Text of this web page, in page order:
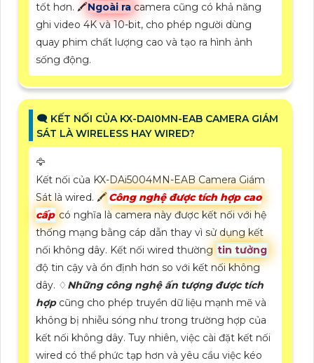
tốt hơn. 🖍Ngoài ra camera cũng có khả năng
ghi video 4K và 10-bit, cho phép người dùng
quay phim chất lượng cao và tạo ra hình ảnh
sống động.
🗨️ KẾT NỐI CỦA KX-DAI0MN-EAB CAMERA GIÁM
SÁT LÀ WIRELESS HAY WIRED?
🦅
Kết nối của KX-DAi5004MN-EAB Camera Giám
Sát là wired. 🖍 Công nghệ được tích hợp cao
cấp có nghĩa là camera này được kết nối với hệ
thống mạng bằng cáp dẫn thay vì sử dụng kết
nối không dây. Kết nối wired thường tin tưởng
độ tin cậy và ổn định hơn so với kết nối không
dây. ♢ Những công nghệ ấn tượng được tích
hợp cũng cho phép truyền dữ liệu mạnh mẽ và
không bị nhiễu sóng như trong trường hợp của
kết nối không dây. Tuy nhiên, việc cài đặt kết nối
wired có thể phức tạp hơn và yêu cầu việc kéo